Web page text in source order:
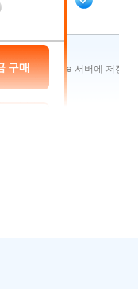
Apple 서버에 저장
구매